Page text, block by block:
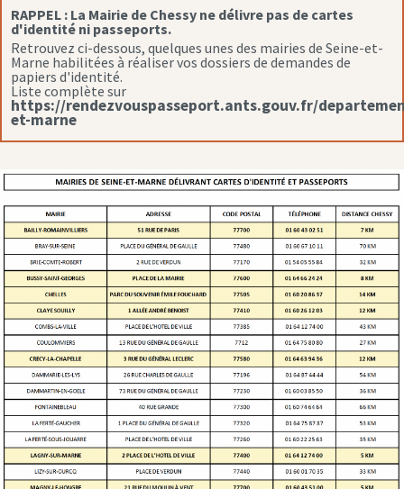
RAPPEL : La Mairie de Chessy ne délivre pas de cartes
d'identité ni passeports.
Retrouvez ci-dessous, quelques unes des mairies de Seine-et-
Marne habilitées à réaliser vos dossiers de demandes de
papiers d'identité.
Liste complète sur
https://rendezvouspasseport.ants.gouv.fr/
et-marne